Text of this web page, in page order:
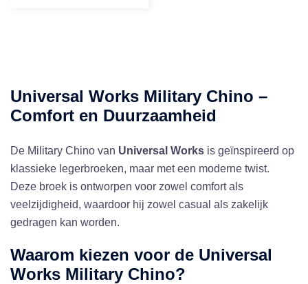
Universal Works Military Chino –
Comfort en Duurzaamheid
De Military Chino van Universal Works is geïnspireerd op
klassieke legerbroeken, maar met een moderne twist.
Deze broek is ontworpen voor zowel comfort als
veelzijdigheid, waardoor hij zowel casual als zakelijk
gedragen kan worden.
Waarom kiezen voor de Universal
Works Military Chino?